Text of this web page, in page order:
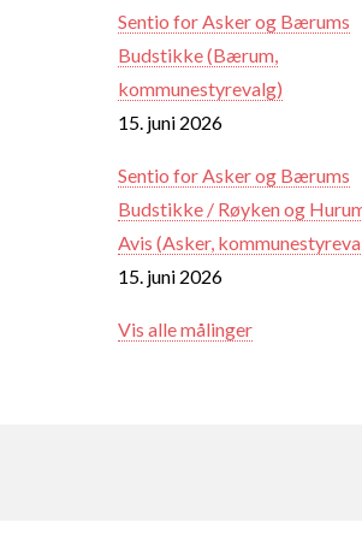
Sentio for Asker og Bærums
Budstikke (Bærum,
kommunestyrevalg)
15. juni 2026
Sentio for Asker og Bærums
Budstikke / Røyken og
Avis (Asker,
15. juni 2026
Vis alle målinger